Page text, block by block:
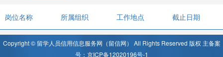
岗位名称 所属组织 工作地点 截止日期
Copyright © 留学人员信用信息服务网（留信网） All Rights Reserved 版权 主备案
号：京ICP备12020196号-1